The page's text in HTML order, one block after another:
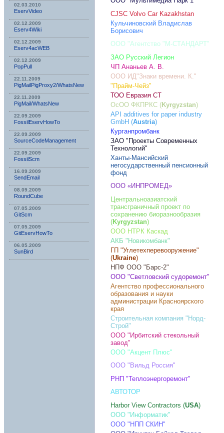
02.03.2010
EservVideo
02.12.2009
Eserv4Wiki
02.12.2009
Eserv4acWEB
02.12.2009
PopPull
22.11.2009
PigMailPigProxy2/WhatsNew
22.11.2009
PigMail/WhatsNew
22.09.2009
FossilEservHowTo
22.09.2009
SourceCodeManagement
22.09.2009
FossilScm
16.09.2009
SendEmail
08.09.2009
RoundCube
07.05.2009
GitScm
07.05.2009
GitEservHowTo
06.05.2009
SunBird
CJSC Volvo Car Kazakhstan
Кульчиновский Владислав
Борисович
ООО "Агентство "М-СТАНДАРТ"
ЗАО Русский Легион
ЧП Ананьев А. В.
ООО ИД"Знаки времени. К."
"Прайм-Чейз"
ТОО Евразия СТ
ОсОО ФКПРКС (Kyrgyzstan)
API additives for paper industry
GmbH (Austria)
Курганпромбанк
ЗАО "Проекты Современных
Технологий"
Ханты-Мансийский
негосударственный пенсионный
фонд
ООО «ИНПРОМЕД»
Центральноазиатский
трансграничный проект по
сохранению биоразнообразия
(Kyrgyzstan)
ООО НТРК Каскад
АКБ "Новикомбанк"
ГП "Углетехперевооружение"
(Ukraine)
НПФ ООО "Барс-2"
ООО "Светловский судоремонт"
Агентство профессионального
образования и науки
администрации Красноярского
края
Строительная компания "Норд-
Строй"
ООО "Ирбитский стекольный
завод"
ООО "Акцент Плюс"
ООО "Вильд Россия"
РНП "Теплоэнергоремонт"
АВТОТОР
Harbor View Contractors (USA)
ООО "Информатик"
ООО "НПП СКИН"